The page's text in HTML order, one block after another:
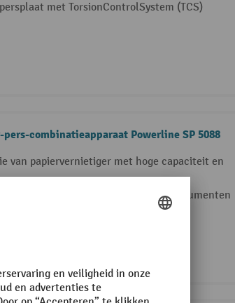
met TorsionControlSystem (TCS)
pers-combinatieapparaat Powerline SP 5088
van papiervernietiger met hoge capaciteit en
papier, cd's, chipkaarten en geniete documenten
baalgrootte tussen 40 kg en 90 kg